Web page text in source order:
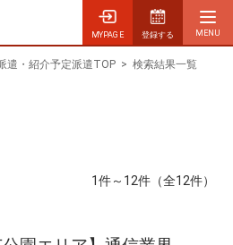
MYPAGE 登録する
遣・紹介予定派遣TOP > 検索結果一覧
1件～12件（全12件）